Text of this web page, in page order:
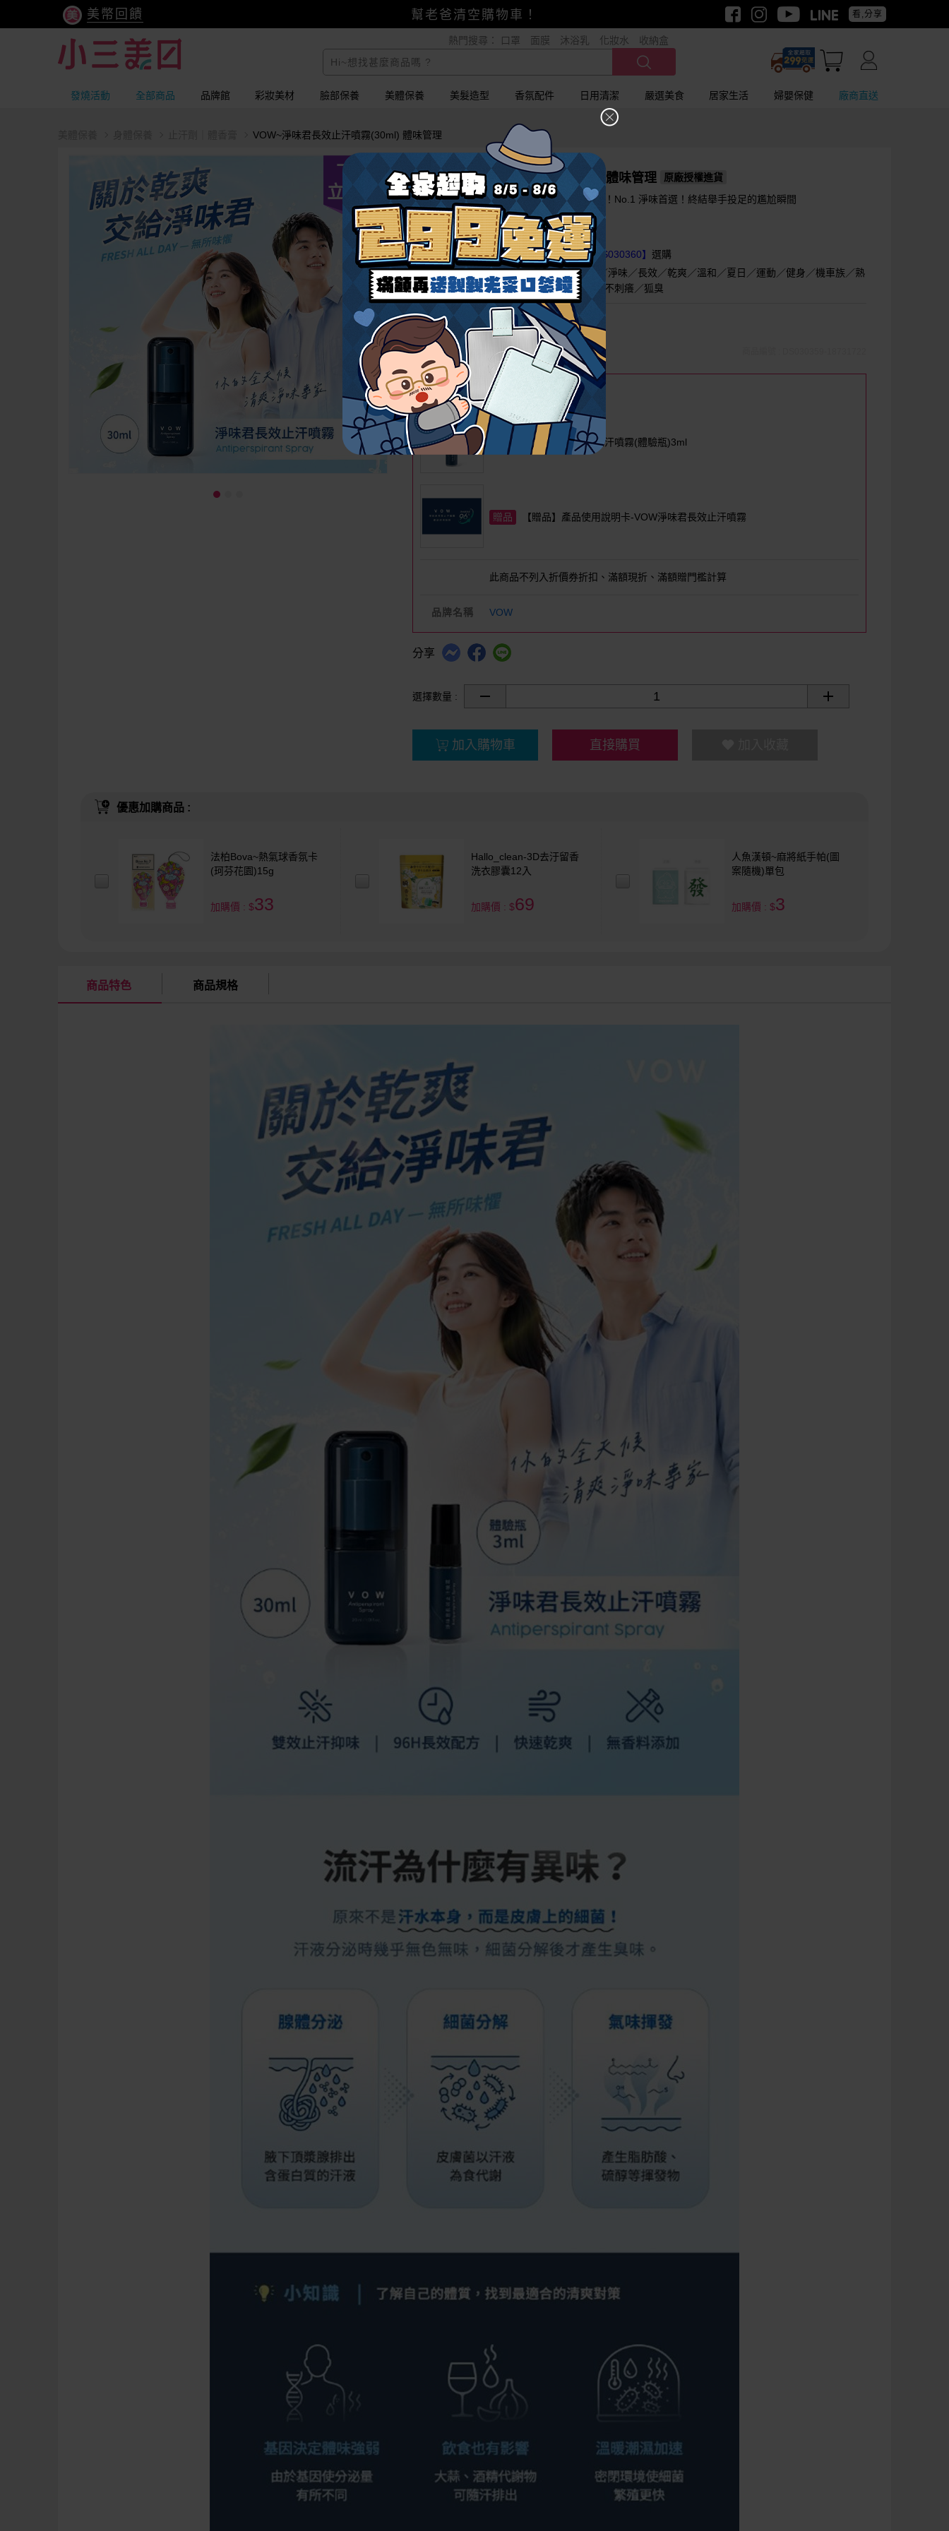
美幣回饋
賺美幣~換好禮~立即換GO~
小三美日x全支付~美幣+全點折上折超划算
幫老爸清空購物車！
全家超取299免運 看,分享
熱門搜尋： 口罩 面膜 沐浴乳 化妝水 收納盒
發燒活動 全部商品 品牌館 彩妝美材 臉部保養 美體保養 美髮造型 香氛配件 日用清潔 嚴選美食 居家生活 婦嬰保健 廠商直送
VOW~淨味君長效止汗噴霧(30ml) 體味管理
下單
立刻送
VOW~淨味君長效止汗噴霧(30ml) 體味管理
原廠授權進貨
專業級乾爽對策，從源頭啟動全天候防護！No.1 淨味首選！終結舉手投足的尷尬瞬間
96小時極限續航，乾爽持久不間斷
添加植萃保濕，告別夏日黏膩與不適
※另有「體驗瓶」賣場販售中，請至【DS030360】 選購
VOW／止汗／止汗劑／止汗噴霧／舒緩／淨味／長效／乾爽／溫和／夏日／運動／健身／機車族／熟
齡味／手汗味／腳臭味／異味／敏感肌／不刺癢／狐臭
$690 $790 已銷售371
尚無評分 我要評分
買就送 贈品讓你帶回家
VOW淨味君長效止汗噴霧(體驗瓶)3ml
【贈品】產品使用說明卡-VOW淨味君長效止汗噴霧
此商品不列入折價券折扣、滿額現折、滿額贈門檻計算
品牌名稱 VOW
分享
選擇數量 :
加入購物車 直接購買
優惠加購商品 :
法柏Bova~熱氣球香氛卡
(珂芬花園)15g
加購價 : $33
Hallo_clean-3D去汙留香
洗衣膠囊12入
加購價 : $69
人魚漢頓~麻將紙手帕(圖
案隨機)單包
加購價 : $3
商品特色 商品規格